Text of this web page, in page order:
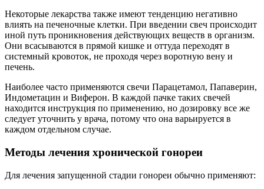
Некоторые лекарства также имеют тенденцию негативно
влиять на печеночные клетки. При введении свеч происходит
иной путь проникновения действующих веществ в организм.
Они всасываются в прямой кишке и оттуда переходят в
системный кровоток, не проходя через воротную вену и
печень.
Наиболее часто применяются свечи Парацетамол, Папаверин,
Индометацин и Виферон. В каждой пачке таких свечей
находится инструкция по применению, но дозировку все же
следует уточнить у врача, потому что она варьируется в
каждом отдельном случае.
Методы лечения хронической гонореи
Для лечения запущенной стадии гонореи обычно применяют: